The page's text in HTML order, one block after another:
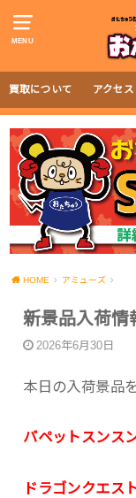
MENU
買取について アクセス
HOME アミューズ
新景品入荷情
2026年6月30日
本日の入荷景品
パペットスンス
ドラゴンクエス